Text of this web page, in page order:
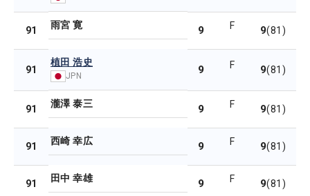
91 雨宮 寛 9 F 9(81)
91
植田 浩史
JPN 9 F 9(81)
91 瀧澤 泰三 9 F 9(81)
91 西崎 幸広 9 F 9(81)
91 田中 幸雄 9 F 9(81)